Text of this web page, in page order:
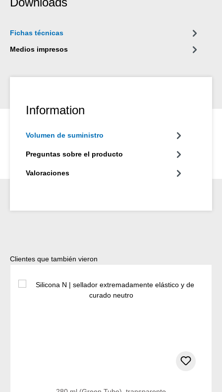
Fichas técnicas
Medios impresos
Information
Volumen de suministro
Preguntas sobre el producto
Valoraciones
Omitir la galería de productos
Clientes que también vieron